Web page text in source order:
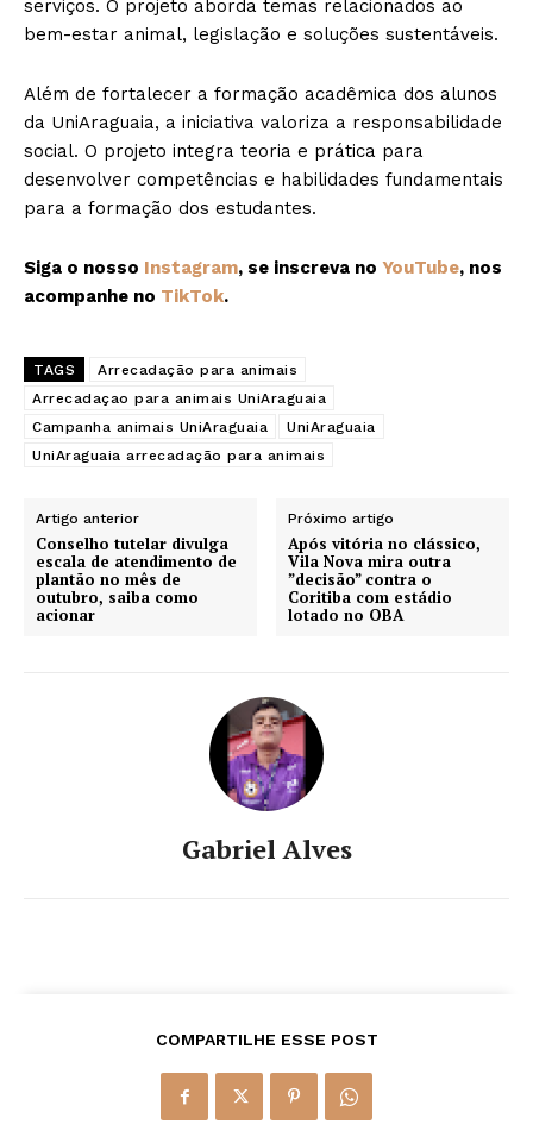
serviços. O projeto aborda temas relacionados ao
bem-estar animal, legislação e soluções sustentáveis.
Além de fortalecer a formação acadêmica dos alunos
da UniAraguaia, a iniciativa valoriza a responsabilidade
social. O projeto integra teoria e prática para
desenvolver competências e habilidades fundamentais
para a formação dos estudantes.
Siga o nosso Instagram, se inscreva no YouTube, nos
acompanhe no TikTok.
TAGS
Arrecadação para animais
Arrecadaçao para animais UniAraguaia
Campanha animais UniAraguaia
UniAraguaia
UniAraguaia arrecadação para animais
Artigo anterior
Conselho tutelar divulga
escala de atendimento de
plantão no mês de
outubro, saiba como
acionar
Próximo artigo
Após vitória no clássico,
Vila Nova mira outra
”decisão” contra o
Coritiba com estádio
lotado no OBA
Gabriel Alves
COMPARTILHE ESSE POST